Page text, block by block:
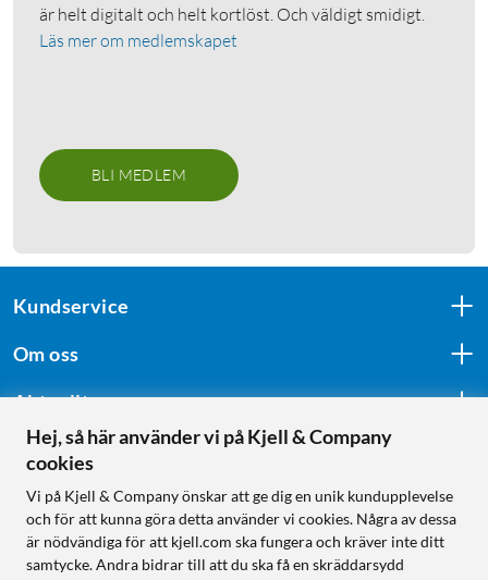
är helt digitalt och helt kortlöst. Och väldigt smidigt.
Läs mer om medlemskapet
BLI MEDLEM
Kundservice
Om oss
Aktuellt
Följ oss
Handla från:
Hej, så här använder vi på Kjell & Company
cookies
Vi på Kjell & Company önskar att ge dig en unik kundupplevelse
och för att kunna göra detta använder vi cookies. Några av dessa
är nödvändiga för att kjell.com ska fungera och kräver inte ditt
samtycke. Andra bidrar till att du ska få en skräddarsydd